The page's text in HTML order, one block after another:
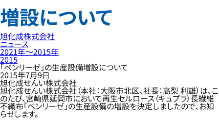
増設について
旭化成株式会社
ニュース
2021年〜2015年
2015
「ベンリーゼ」の生産設備増設について
2015年7月9日
旭化成せんい株式会社
旭化成せんい株式会社（本社：大阪市北区、社長：高梨 利雄）は、こ
のたび、宮崎県延岡市において再生セルロース（キュプラ）長繊維
不織布「ベンリーゼ」の生産設備の増設を決定しましたので、お知
らせします。